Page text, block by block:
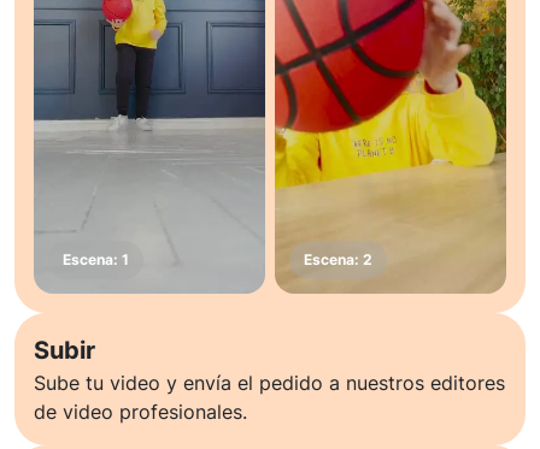
Subir
Sube tu video y envía el pedido a nuestros editores
de video profesionales.